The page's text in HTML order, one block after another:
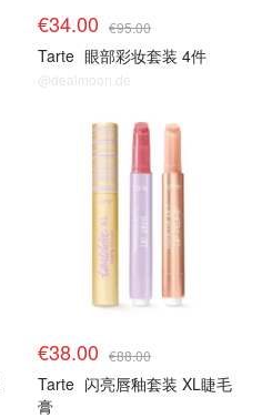
€34.00 €95.00
Tarte 眼部彩妆套装 4件
@dealmoon.de
€38.00 €88.00
Tarte 闪亮唇釉套装 XL睫毛
膏